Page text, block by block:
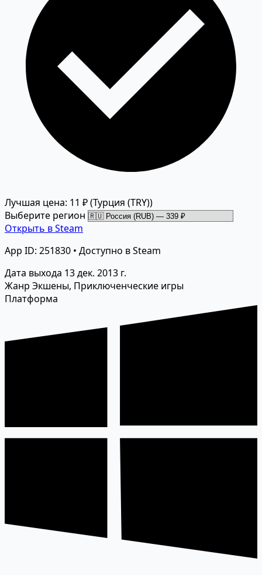
Лучшая цена: 11 ₽(Турция (TRY))
Выберите регион
Открыть в Steam
App ID: 251830 • Доступно в Steam
Дата выхода 13 дек. 2013 г.
Жанр Экшены, Приключенческие игры
Платформа